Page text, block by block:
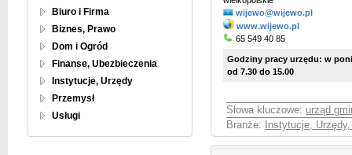
Biuro i Firma
Biznes, Prawo
Dom i Ogród
Finanse, Ubezbieczenia
Instytucje, Urzędy
Przemysł
Usługi
wijewo@wijewo.pl
www.wijewo.pl
65 549 40 85
Godziny pracy urzędu: w
od 7.30 do 15.00
Słowa kluczowe: urząd
Branże:
Instytucje,